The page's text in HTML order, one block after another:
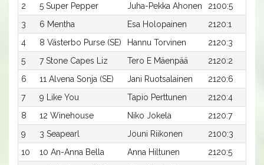
2
5 Super Pepper Juha-Pekka Ahonen 2100:5
3
6 Mentha Esa Holopainen 2120:1
4
8 Västerbo Purse (SE) Hannu Torvinen 2120:3
5
7 Stone Capes Liz Tero E Mäenpää 2120:2
6
11 Alvena Sonja (SE) Jani Ruotsalainen 2120:6
7
9 Like You Tapio Perttunen 2120:4
8
12 Winehouse Niko Jokela 2120:7
9
3 Seapearl Jouni Riikonen 2100:3
10
10 An-Anna Bella Anna Hiltunen 2120:5